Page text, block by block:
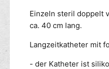
t
h
t
e
r
K
a
Einzeln steril doppelt
ca. 40 cm lang.
Langzeitkatheter mit
- der Katheter ist